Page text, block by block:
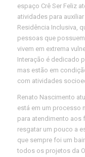
espaço Crê Ser Feliz
atividades para
Residência Inclusiva,
pessoas que
vivem em extrema
Interação é dedicado
mas estão em
com atividades
Renato Nascimento
está em um processo
para atendimento aos
resgatar um pouco a
que sempre foi um
todos os projetos da